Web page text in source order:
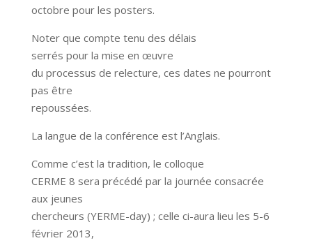
octobre pour les posters.
Noter que compte tenu des délais
serrés pour la mise en œuvre
du processus de relecture, ces dates ne pourront
pas être
repoussées.
La langue de la conférence est l’Anglais.
Comme c’est la tradition, le colloque
CERME 8 sera précédé par la journée consacrée
aux jeunes
chercheurs (YERME-day) ; celle ci-aura lieu les 5-6
février 2013,